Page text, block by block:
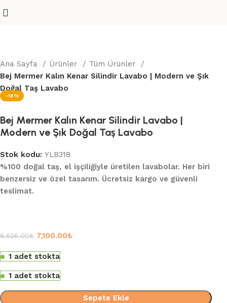
Ana Sayfa Ürünler
Tüm Ürünler
Bej Mermer Kalın Kenar Silindir Lavabo | Modern ve Şık
Doğal Taş Lavabo
-18%
Bej Mermer Kalın Kenar Silindir Lavabo |
Modern ve Şık Doğal Taş Lavabo
Stok kodu:YLB318
%100 doğal taş, el işçiliğiyle üretilen lavabolar. Her biri
benzersiz ve özel tasarım. Ücretsiz kargo ve güvenli
teslimat.
8,626.00₺ 7,100.00₺
1 adet stokta
1 adet stokta
Sepete Ekle